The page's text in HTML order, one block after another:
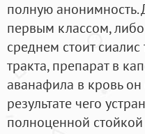
полную анонимность.
первым классом,
среднем стоит
тракта, препарат в
аванафила в кровь он
результате чего
полноценной стойкой